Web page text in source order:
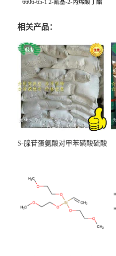
6606-65-1 2-氰基-2-丙烯酸丁酯
相关产品：
S-腺苷蛋氨酸对甲苯磺酸硫酸